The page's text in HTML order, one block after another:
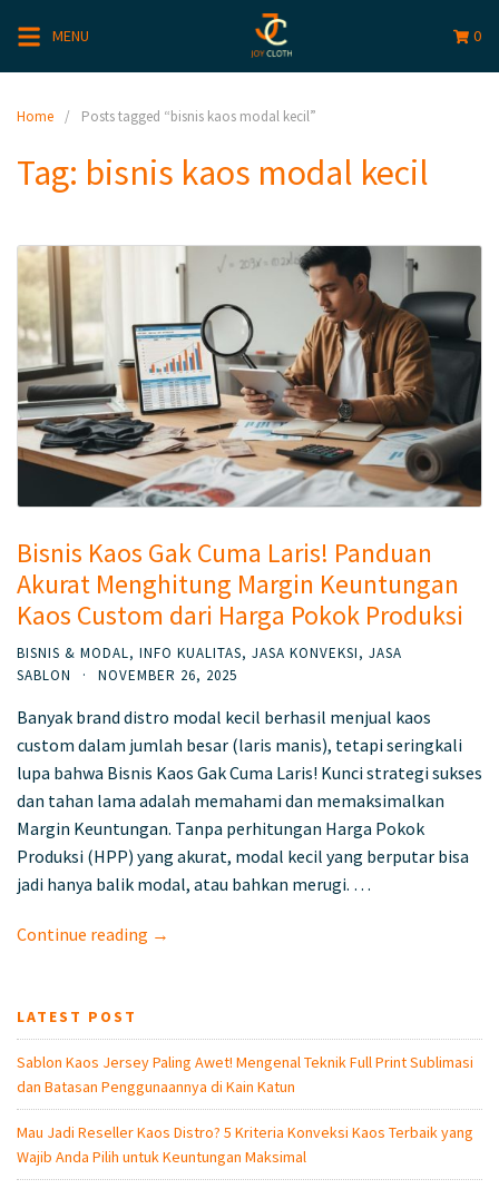
MENU 0
Home Posts tagged “bisnis kaos modal kecil”
Tag: bisnis kaos modal kecil
Bisnis Kaos Gak Cuma Laris! Panduan
Akurat Menghitung Margin Keuntungan
Kaos Custom dari Harga Pokok Produksi
BISNIS & MODAL, INFO KUALITAS, JASA KONVEKSI, JASA
SABLON
· NOVEMBER 26, 2025
Banyak brand distro modal kecil berhasil menjual kaos
custom dalam jumlah besar (laris manis), tetapi seringkali
lupa bahwa Bisnis Kaos Gak Cuma Laris! Kunci strategi sukses
dan tahan lama adalah memahami dan memaksimalkan
Margin Keuntungan. Tanpa perhitungan Harga Pokok
Produksi (HPP) yang akurat, modal kecil yang berputar bisa
jadi hanya balik modal, atau bahkan merugi. …
Continue reading →
LATEST POST
Sablon Kaos Jersey Paling Awet! Mengenal Teknik Full Print Sublimasi
dan Batasan Penggunaannya di Kain Katun
Mau Jadi Reseller Kaos Distro? 5 Kriteria Konveksi Kaos Terbaik yang
Wajib Anda Pilih untuk Keuntungan Maksimal